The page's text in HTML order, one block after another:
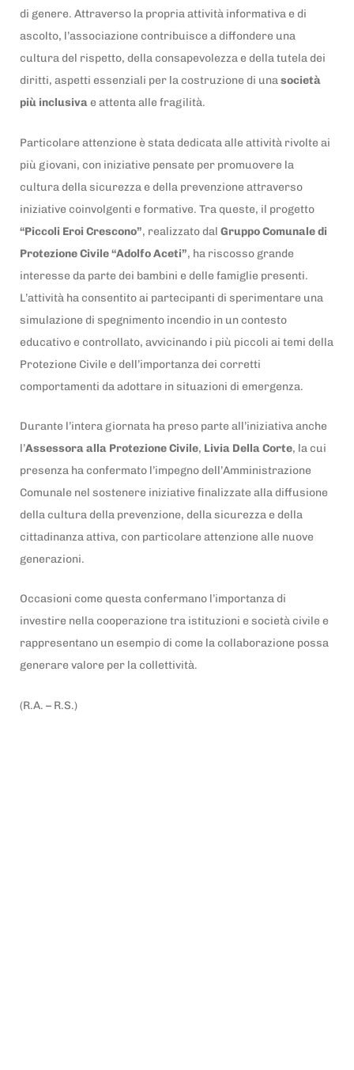
di genere. Attraverso la propria attività informativa e di
ascolto, l’associazione contribuisce a diffondere una
cultura del rispetto, della consapevolezza e della tutela dei
diritti, aspetti essenziali per la costruzione di unasocietà
più inclusivae attenta alle fragilità.
Particolare attenzione è stata dedicata alle attività rivolte ai
più giovani, con iniziative pensate per promuovere la
cultura della sicurezza e della prevenzione attraverso
iniziative coinvolgenti e formative. Tra queste, il progetto
“Piccoli Eroi Crescono”, realizzato dal Gruppo Comunale di
Protezione Civile “Adolfo Aceti”, ha riscosso grande
interesse da parte dei bambini e delle famiglie presenti.
L’attività ha consentito ai partecipanti di sperimentare una
simulazione di spegnimento incendio in un contesto
educativo e controllato, avvicinando i più piccoli ai temi della
Protezione Civile e dell’importanza dei corretti
comportamenti da adottare in situazioni di emergenza.
Durante l’intera giornata ha preso parte all’iniziativa anche
l’Assessora alla Protezione Civile, Livia Della Corte, la cui
presenza ha confermato l’impegno dell’Amministrazione
Comunale nel sostenere iniziative finalizzate alla diffusione
della cultura della prevenzione, della sicurezza e della
cittadinanza attiva, con particolare attenzione alle nuove
generazioni.
Occasioni come questa confermano l’importanza di
investire nella cooperazione tra istituzioni e società civile e
rappresentano un esempio di come la collaborazione possa
generare valore per la collettività.
(R.A. – R.S.)